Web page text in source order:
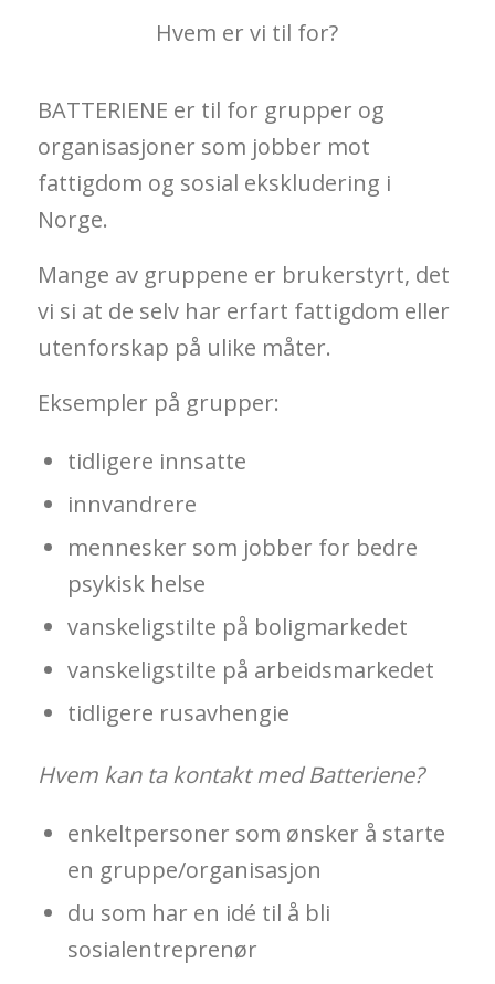
Hvem er vi til for?
BATTERIENE er til for grupper og
organisasjoner som jobber mot
fattigdom og sosial ekskludering i
Norge.
Mange av gruppene er brukerstyrt, det
vi si at de selv har erfart fattigdom eller
utenforskap på ulike måter.
Eksempler på grupper:
tidligere innsatte
innvandrere
mennesker som jobber for bedre
psykisk helse
vanskeligstilte på boligmarkedet
vanskeligstilte på arbeidsmarkedet
tidligere rusavhengie
Hvem kan ta kontakt med Batteriene?
enkeltpersoner som ønsker å starte
en gruppe/organisasjon
du som har en idé til å bli
sosialentreprenør